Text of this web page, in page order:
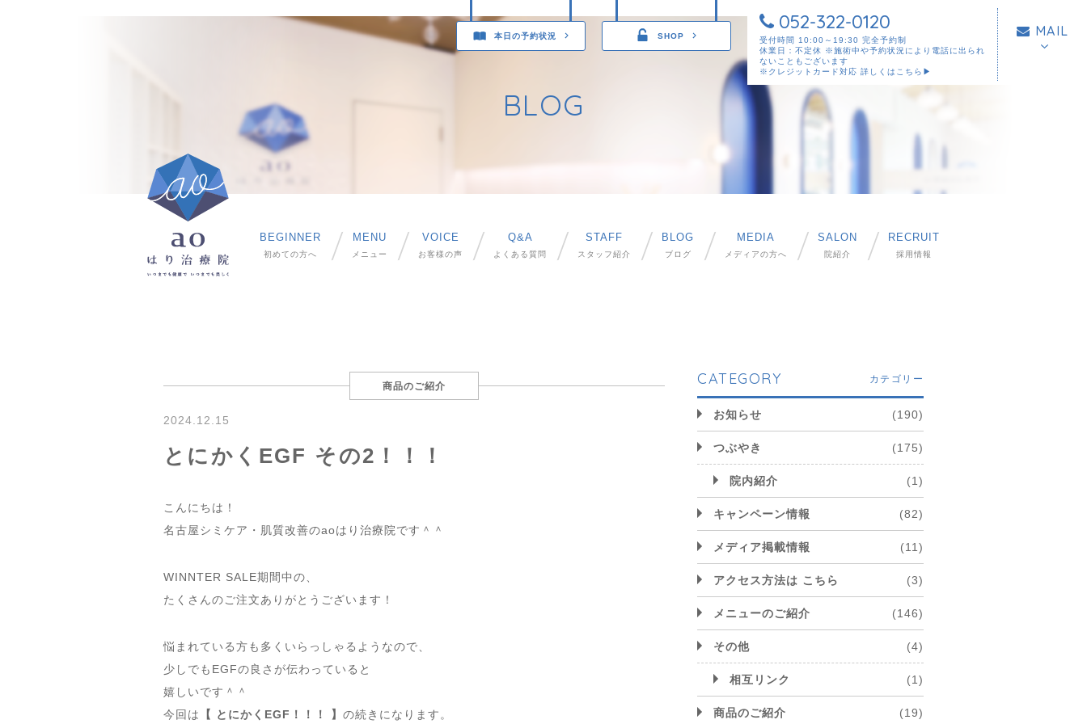
本日の予約状況 SHOP
052-322-0120
受付時間 10:00～19:30 完全予約制
休業日：不定休 ※施術中や予約状況により電話に出られ
ないこともございます
※クレジットカード対応 詳しくはこちら▶︎
MAIL
BLOG
BEGINNER
初めての方へ
MENU
メニュー
VOICE
お客様の声
Q&A
よくある質問
STAFF
スタッフ紹介
BLOG
ブログ
MEDIA
メディアの方へ
SALON
院紹介
RECRUIT
採用情報
商品のご紹介
2024.12.15
とにかくEGF その2！！！
こんにちは！
名古屋シミケア・肌質改善のaoはり治療院です＾＾
WINNTER SALE期間中の、
たくさんのご注文ありがとうございます！
悩まれている方も多くいらっしゃるようなので、
少しでもEGFの良さが伝わっていると
嬉しいです＾＾
今回は
【 とにかくEGF！！！ 】 の続きになります。
CATEGORY カテゴリー
お知らせ (190)
つぶやき (175)
院内紹介 (1)
キャンペーン情報 (82)
メディア掲載情報 (11)
アクセス方法は こちら (3)
メニューのご紹介 (146)
その他 (4)
相互リンク (1)
商品のご紹介 (19)